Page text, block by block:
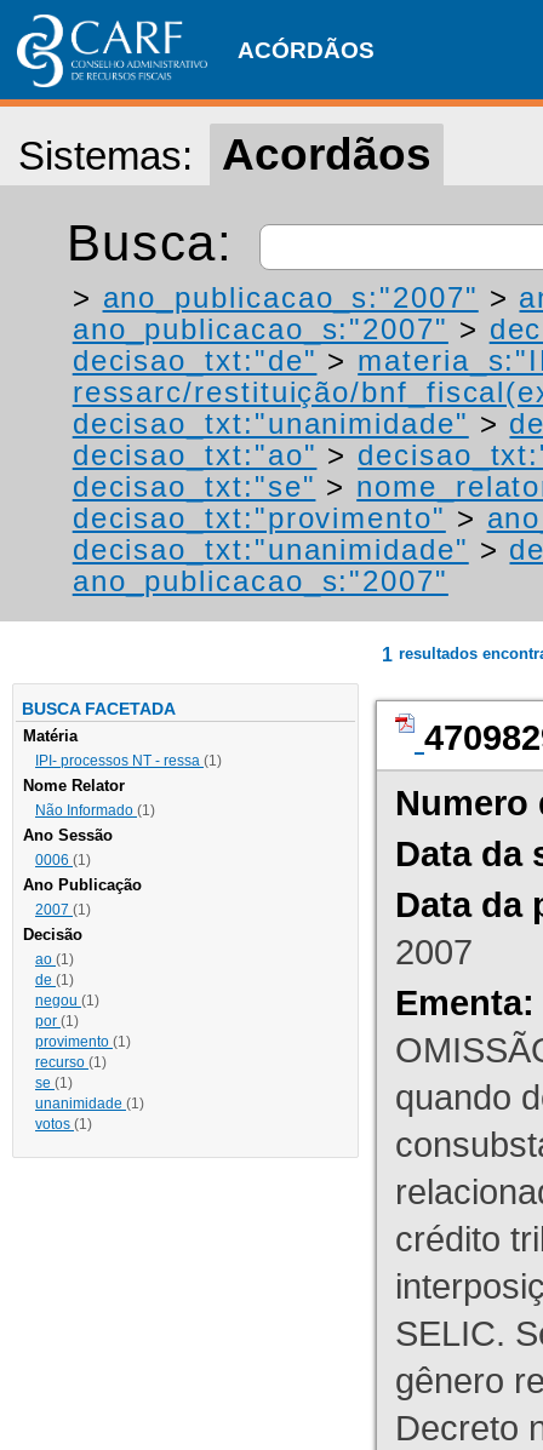
ACÓRDÃOS
Sistemas: Acordãos
Busca:
> ano_publicacao_s:"2007" >
ano_publicacao_s:"2007" >
decisao_txt:"de" >
ressarc/restituição/
decisao_txt:"unanimidade" >
decisao_txt:"ao" >
decisao_txt:"se" >
decisao_txt:"provimento" >
decisao_txt:"unanimidade" >
ano_publicacao_s:"2007"
BUSCA FACETADA
Matéria
IPI- processos NT - ressa (1)
Nome Relator
Não Informado (1)
Ano Sessão
0006 (1)
Ano Publicação
2007 (1)
Decisão
ao (1)
de (1)
negou (1)
por (1)
provimento (1)
recurso (1)
se (1)
unanimidade (1)
votos (1)
1 resultados
Numero
Data da
Data da
2007
Ementa:
quando
crédito
SELIC.
gênero
Decreto